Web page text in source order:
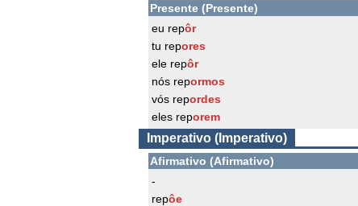
Presente (Presente)
eu repôr
tu repores
ele repôr
nós repormos
vós repordes
eles reporem
Imperativo (Imperativo)
Afirmativo (Afirmativo)
-
repôe